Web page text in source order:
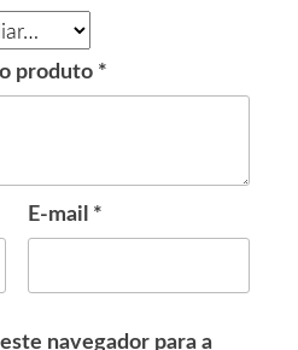
produto *
E-mail *
navegador para a